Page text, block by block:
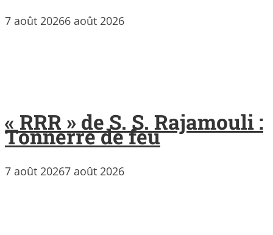
7 août 20266 août 2026
« RRR » de S. S. Rajamouli :
Tonnerre de feu
7 août 20267 août 2026